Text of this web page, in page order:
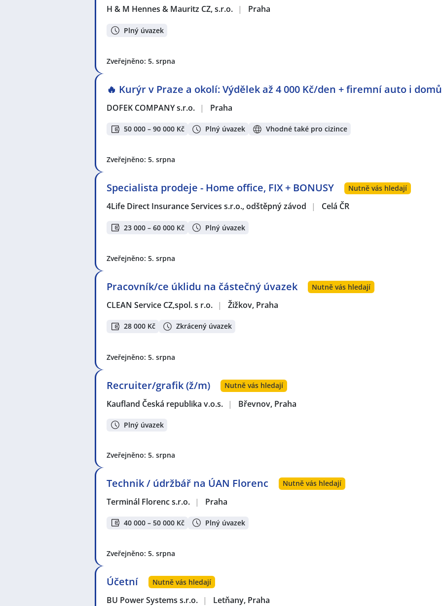
H & M Hennes & Mauritz CZ, s.r.o. | Praha
Plný úvazek
Zveřejněno: 5. srpna
🔥 Kurýr v Praze a okolí: Výdělek až 4 000 Kč/den + firemní auto i
DOFEK COMPANY s.r.o. | Praha
50 000 – 90 000 Kč Plný úvazek Vhodné také pro cizince
Zveřejněno: 5. srpna
Specialista prodeje - Home office, FIX + BONUSY Nutně vás hledají
4Life Direct Insurance Services s.r.o., odštěpný závod | Celá ČR
23 000 – 60 000 Kč Plný úvazek
Zveřejněno: 5. srpna
Pracovník/ce úklidu na částečný úvazek Nutně vás hledají
CLEAN Service CZ,spol. s r.o. | Žižkov, Praha
28 000 Kč Zkrácený úvazek
Zveřejněno: 5. srpna
Recruiter/grafik (ž/m) Nutně vás hledají
Kaufland Česká republika v.o.s. | Břevnov, Praha
Plný úvazek
Zveřejněno: 5. srpna
Technik / údržbář na ÚAN Florenc Nutně vás hledají
Terminál Florenc s.r.o. | Praha
40 000 – 50 000 Kč Plný úvazek
Zveřejněno: 5. srpna
Účetní Nutně vás hledají
BU Power Systems s.r.o. | Letňany, Praha